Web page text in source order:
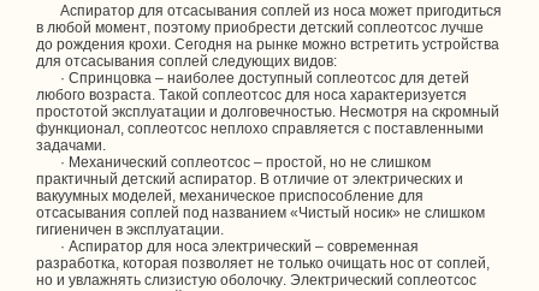
Аспиратор для отсасывания соплей из носа может пригодиться
в любой момент, поэтому приобрести детский соплеотсос лучше
до рождения крохи. Сегодня на рынке можно встретить устройства
для отсасывания соплей следующих видов:
· Спринцовка – наиболее доступный соплеотсос для детей
любого возраста. Такой соплеотсос для носа характеризуется
простотой эксплуатации и долговечностью. Несмотря на скромный
функционал, соплеотсос неплохо справляется с поставленными
задачами.
· Механический соплеотсос – простой, но не слишком
практичный детский аспиратор. В отличие от электрических и
вакуумных моделей, механическое приспособление для
отсасывания соплей под названием «Чистый носик» не слишком
гигиеничен в эксплуатации.
· Аспиратор для носа электрический – современная
разработка, которая позволяет не только очищать нос от соплей,
но и увлажнять слизистую оболочку. Электрический соплеотсос